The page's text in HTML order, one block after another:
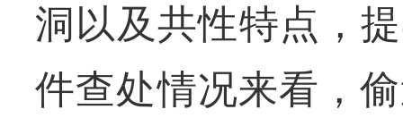
洞以及共性特点，
件查处情况来看，